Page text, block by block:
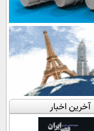
آخرین اخبار